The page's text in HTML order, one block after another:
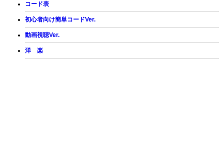
コード表
初心者向け簡単コードVer.
動画視聴Ver.
洋 楽